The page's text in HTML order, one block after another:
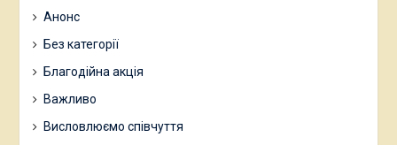
Анонс
Без категорії
Благодійна акція
Важливо
Висловлюємо співчуття